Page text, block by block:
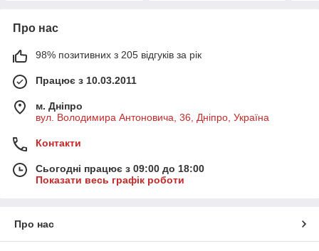
Про нас
98% позитивних з 205 відгуків за рік
Працює з 10.03.2011
м. Дніпро
вул. Володимира Антоновича, 36, Дніпро, Україна
Контакти
Сьогодні працює з 09:00 до 18:00
Показати весь графік роботи
Про нас